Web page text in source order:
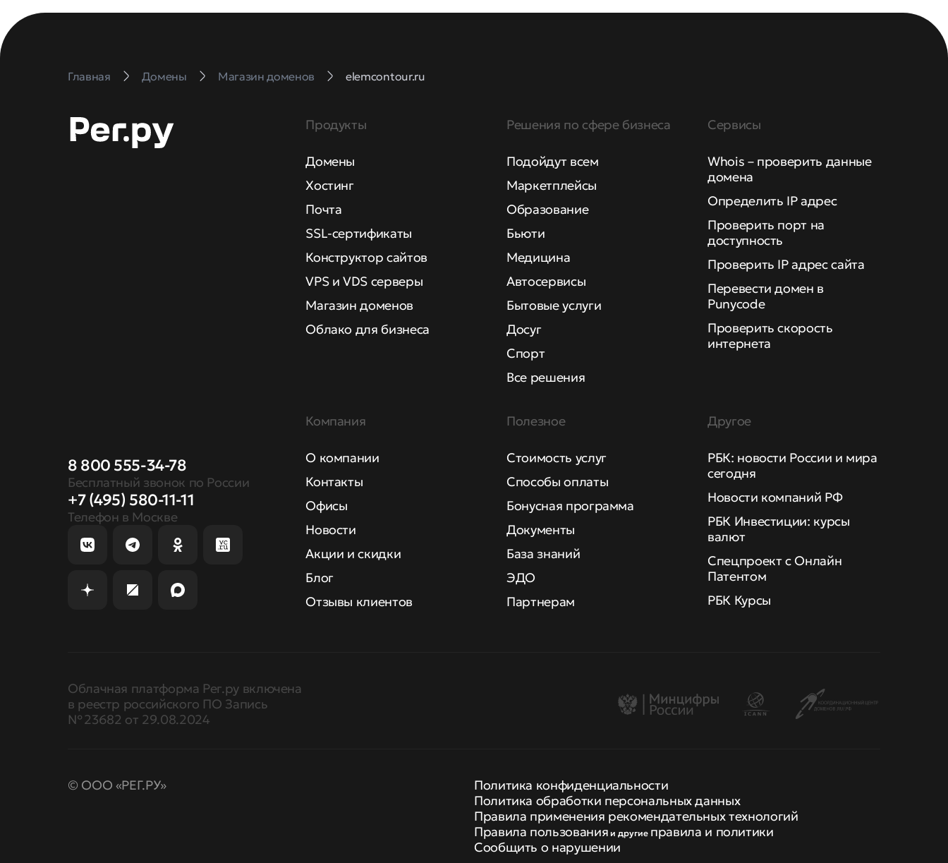
Главная Домены Магазин доменов elemcontour.ru
8 800 555-34-78
Бесплатный звонок по России
+7 (495) 580-11-11
Телефон в Москве
Продукты
Домены
Хостинг
Почта
SSL-сертификаты
Конструктор сайтов
VPS и VDS серверы
Магазин доменов
Облако для бизнеса
Решения по сфере бизнеса
Подойдут всем
Маркетплейсы
Образование
Бьюти
Медицина
Автосервисы
Бытовые услуги
Досуг
Спорт
Все решения
Сервисы
Whois – проверить данные
домена
Определить IP адрес
Проверить порт на
доступность
Проверить IP адрес сайта
Перевести домен в
Punycode
Проверить скорость
интернета
Компания
О компании
Контакты
Офисы
Новости
Акции и скидки
Блог
Отзывы клиентов
Полезное
Стоимость услуг
Способы оплаты
Бонусная программа
Документы
База знаний
ЭДО
Партнерам
Другое
РБК: новости России и мира
сегодня
Новости компаний РФ
РБК Инвестиции: курсы
валют
Спецпроект с Онлайн
Патентом
РБК Курсы
Облачная платформа Рег.ру включена
в реестр российского ПО Запись
№ 23682 от 29.08.2024
© ООО «РЕГ.РУ»
Политика конфиденциальности
Политика обработки персональных данных
Правила применения рекомендательных технологий
Правила пользования и другие правила и политики
Сообщить о нарушении